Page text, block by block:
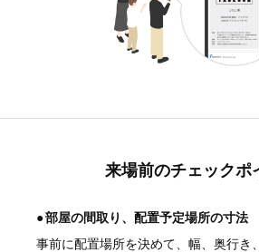
来場前のチェックポ
●部屋の間取り、配置予定場所の寸法
事前に配置場所を決めて、幅、奥行き